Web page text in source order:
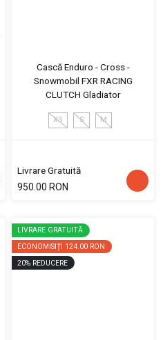
Cască Enduro - Cross -
Snowmobil FXR RACING
CLUTCH Gladiator
XS S M
Livrare Gratuită
950.00 RON
LIVRARE GRATUITĂ
ECONOMISIȚI 124.00 RON
20% REDUCERE